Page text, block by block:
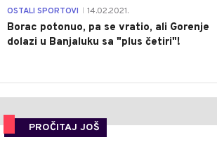
OSTALI SPORTOVI 14.02.2021.
Borac potonuo, pa se vratio, ali Gorenje
dolazi u Banjaluku sa "plus četiri"!
PROČITAJ JOŠ